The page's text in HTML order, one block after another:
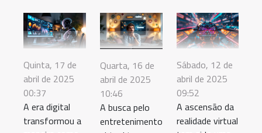
Quinta, 17 de
abril de 2025
00:37
A era digital
transformou a
Quarta, 16 de
abril de 2025
10:46
A busca pelo
entretenimento
Sábado, 12 de
abril de 2025
09:52
A ascensão da
realidade virtual